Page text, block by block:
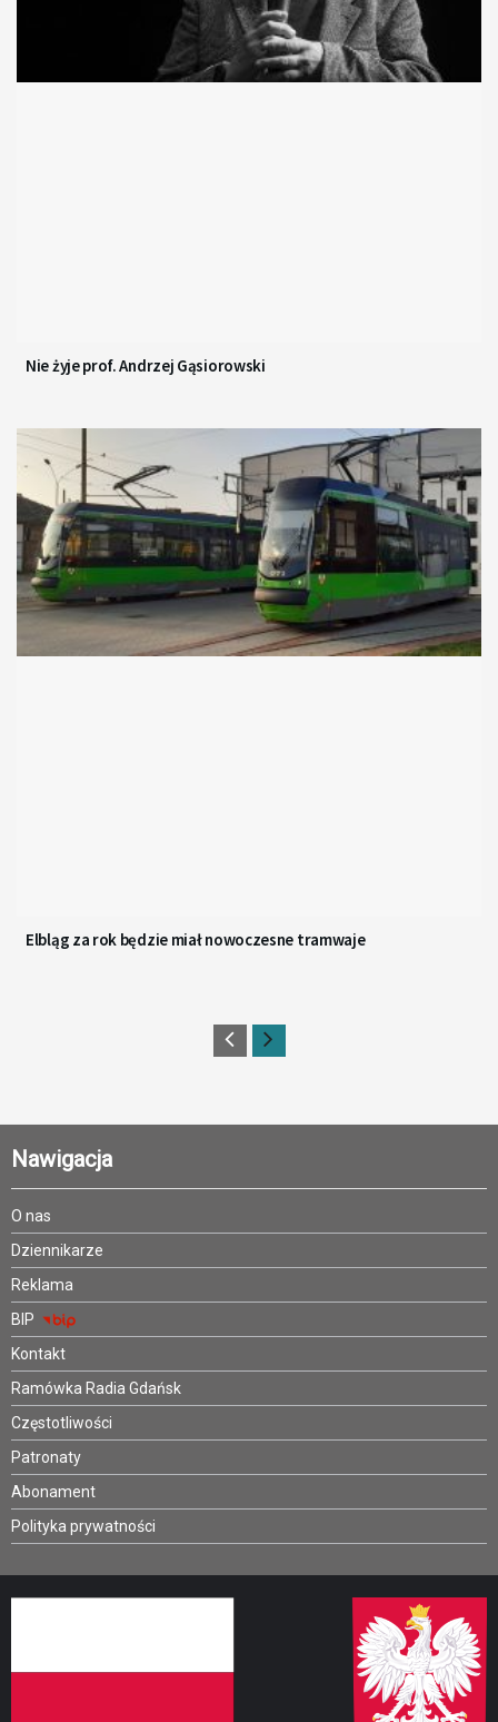
Nie żyje prof. Andrzej Gąsiorowski
Elbląg za rok będzie miał nowoczesne tramwaje
Nawigacja
O nas
Dziennikarze
Reklama
BIP
Kontakt
Ramówka Radia Gdańsk
Częstotliwości
Patronaty
Abonament
Polityka prywatności